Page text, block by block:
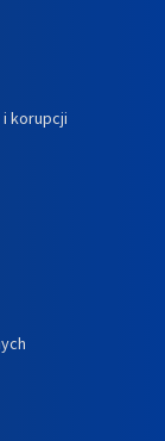
korupcji